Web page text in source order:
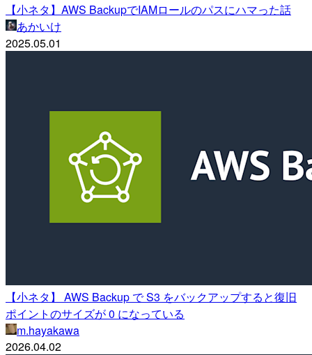
【小ネタ】AWS BackupでIAMロールのパスにハマった話
あかいけ
2025.05.01
【小ネタ】 AWS Backup で S3 をバックアップすると復旧
ポイントのサイズが 0 になっている
m.hayakawa
2026.04.02